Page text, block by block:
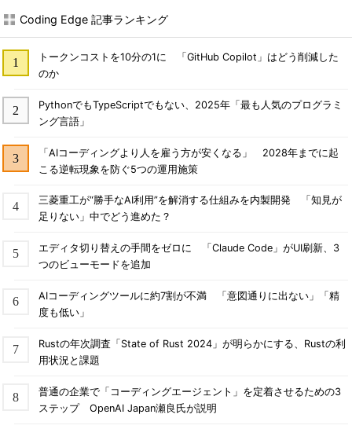
Coding Edge 記事ランキング
トークンコストを10分の1に 「GitHub Copilot」はどう削減した
のか
PythonでもTypeScriptでもない、2025年「最も人気のプログラミ
ング言語」
「AIコーディングより人を雇う方が安くなる」 2028年までに起
こる逆転現象を防ぐ5つの運用施策
三菱重工が“勝手なAI利用”を解消する仕組みを内製開発 「知見が
足りない」中でどう進めた？
エディタ切り替えの手間をゼロに 「Claude Code」がUI刷新、3
つのビューモードを追加
AIコーディングツールに約7割が不満 「意図通りに出ない」「精
度も低い」
Rustの年次調査「State of Rust 2024」が明らかにする、Rustの利
用状況と課題
普通の企業で「コーディングエージェント」を定着させるための3
ステップ OpenAI Japan瀬良氏が説明